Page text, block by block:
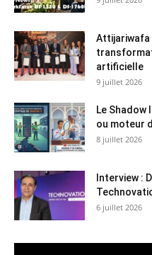
Attijariwafa
artificielle
9 juillet 2026
Le Shadow
ou moteur
8 juillet 2026
Interview :
6 juillet 2026